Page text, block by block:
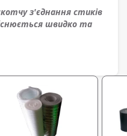
з'єднання стиків
швидко та